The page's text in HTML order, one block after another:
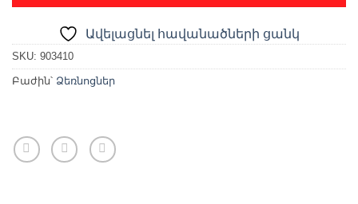
Ավելացնել հավանածների ցանկ
SKU: 903410
Բաժին՝ Ձեռնոցներ